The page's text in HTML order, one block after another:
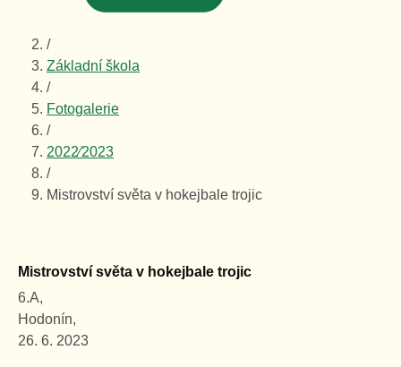
/
Základní škola
/
Fotogalerie
/
2022⁄2023
/
Mistrovství světa v hokejbale trojic
Mistrovství světa v hokejbale trojic
6.A,
Hodonín,
26. 6. 2023